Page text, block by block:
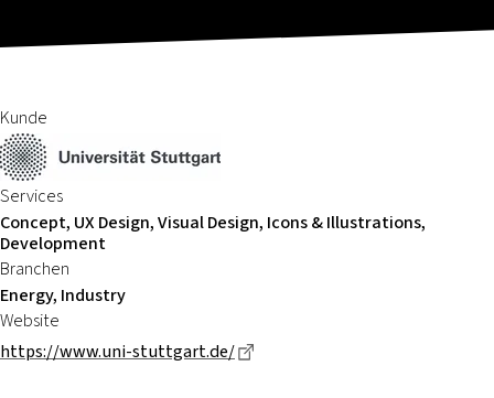
Kunde
Services
Concept, UX Design, Visual Design, Icons & Illustrations,
Development
Branchen
Energy, Industry
Website
https://www.uni-stuttgart.de/